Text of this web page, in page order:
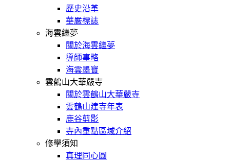
歷史沿革
華嚴標誌
海雲繼夢
關於海雲繼夢
導師事略
海雲墨寶
雲鶴山大華嚴寺
關於雲鶴山大華嚴寺
雲鶴山建寺年表
鹿谷剪影
寺內重點區域介紹
修學須知
真理同心圓